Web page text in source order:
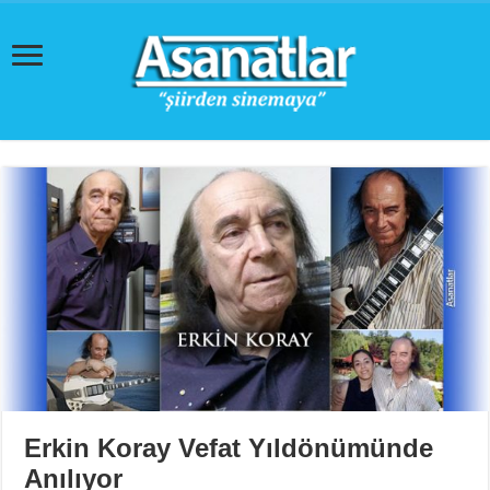
Erkin Koray Vefat Yıldönümünde
Anılıyor